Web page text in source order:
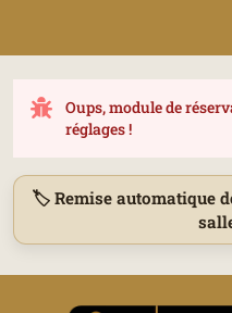
Oups, module de
réglages !
🏷️ Remise automatique